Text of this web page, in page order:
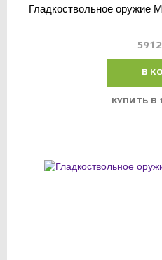
Гладкоствольное оружие
В
КУПИТЬ В